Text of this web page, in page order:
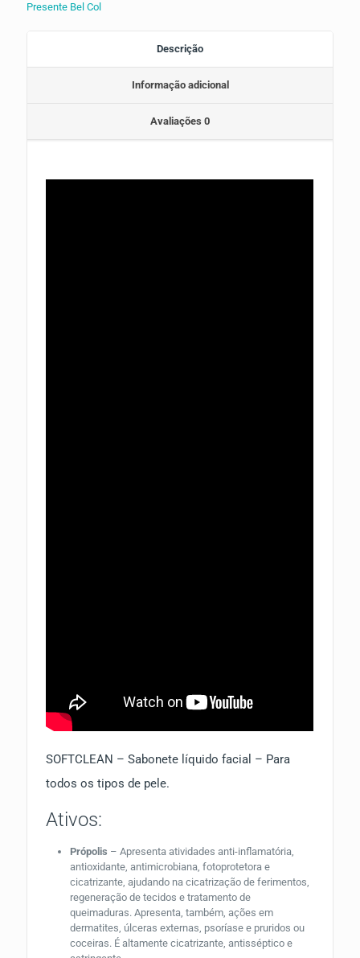
Presente Bel Col
Descrição
Informação adicional
Avaliações 0
SOFTCLEAN – Sabonete líquido facial – Para
todos os tipos de pele.
Ativos:
Própolis – Apresenta atividades anti-inflamatória,
antioxidante, antimicrobiana, fotoprotetora e
cicatrizante, ajudando na cicatrização de ferimentos,
regeneração de tecidos e tratamento de
queimaduras. Apresenta, também, ações em
dermatites, úlceras externas, psoríase e pruridos ou
coceiras. É altamente cicatrizante, antisséptico e